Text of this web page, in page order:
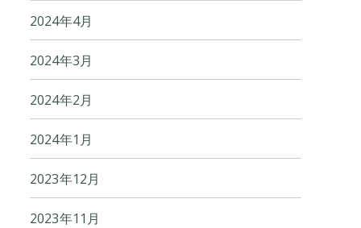
2024年4月
2024年3月
2024年2月
2024年1月
2023年12月
2023年11月